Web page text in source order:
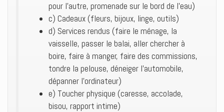
pour l’autre, promenade sur le bord de l’eau)
c) Cadeaux (fleurs, bijoux, linge, outils)
d) Services rendus (faire le ménage, la
vaisselle, passer le balai, aller chercher à
boire, faire à manger, faire des commissions,
tondre la pelouse, déneiger l’automobile,
dépanner l’ordinateur)
e) Toucher physique (caresse, accolade,
bisou, rapport intime)